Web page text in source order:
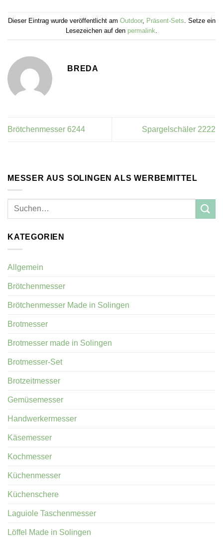
Dieser Eintrag wurde veröffentlicht am Outdoor, Präsent-Sets . Setze ein
Lesezeichen auf den permalink
BREDA
Brötchenmesser 6244 Spargelschäler 2222
MESSER AUS SOLINGEN ALS WERBEMITTEL
KATEGORIEN
Allgemein
Brötchenmesser
Brötchenmesser Made in Solingen
Brotmesser
Brotmesser made in Solingen
Brotmesser-Set
Brotzeitmesser
Gemüsemesser
Handwerkermesser
Käsemesser
Kochmesser
Küchenmesser
Küchenschere
Laguiole Taschenmesser
Löffel Made in Solingen